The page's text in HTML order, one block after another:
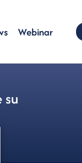
Webinar
su